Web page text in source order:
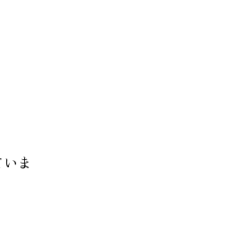
請求
ま